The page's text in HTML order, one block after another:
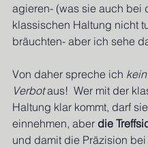
agieren- (was sie auch bei
klassischen Haltung nicht
bräuchten- aber ich sehe
Von daher spreche ich
Verbot aus!  Wer mit der
Haltung klar kommt, darf sie
einnehmen, aber die
und damit die Präzision